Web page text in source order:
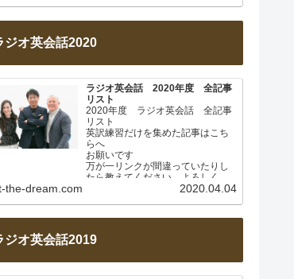
ジオ英会話2020
ラジオ英会話 2020年度 全記事
リスト
2020年度 ラジオ英会話 全記事
リスト
英訳練習だけを集めた記事はこち
らへ
お願いです
万が一リンクが間違っていたりし
たら教えてください。よろしくお
このページは毎週土曜日に更新し
the-dream.com 2020.04.04
ジオ英会話2019